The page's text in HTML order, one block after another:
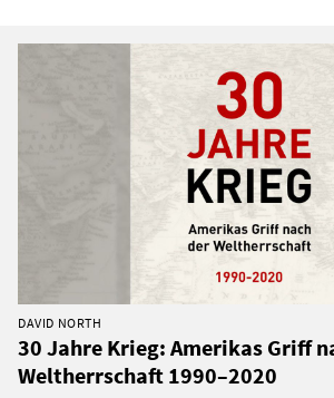
DAVID NORTH
30 Jahre Krieg: Amerikas Griff
Weltherrschaft 1990–2020